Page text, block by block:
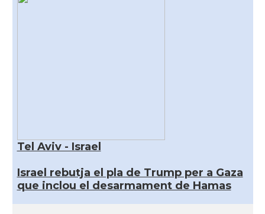
Tel Aviv - Israel
Israel rebutja el pla de Trump per a Gaza
que inclou el desarmament de Hamas